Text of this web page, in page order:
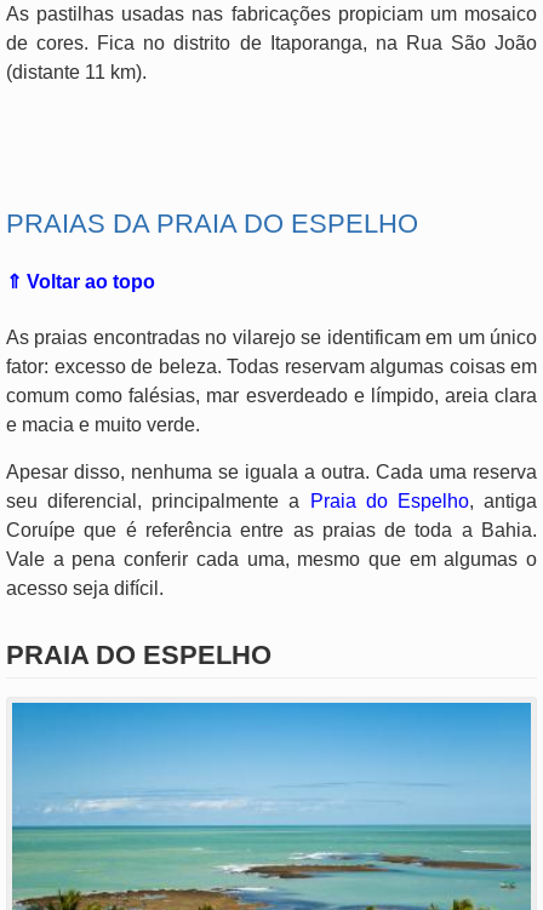
As pastilhas usadas nas fabricações propiciam um mosaico
de cores. Fica no distrito de Itaporanga, na Rua São João
(distante 11 km).
PRAIAS DA PRAIA DO ESPELHO
⇑ Voltar ao topo
As praias encontradas no vilarejo se identificam em um único
fator: excesso de beleza. Todas reservam algumas coisas em
comum como falésias, mar esverdeado e límpido, areia clara
e macia e muito verde.
Apesar disso, nenhuma se iguala a outra. Cada uma reserva
seu diferencial, principalmente a
Praia do Espelho, antiga
Coruípe que é referência entre as praias de toda a Bahia.
Vale a pena conferir cada uma, mesmo que em algumas o
acesso seja difícil.
PRAIA DO ESPELHO